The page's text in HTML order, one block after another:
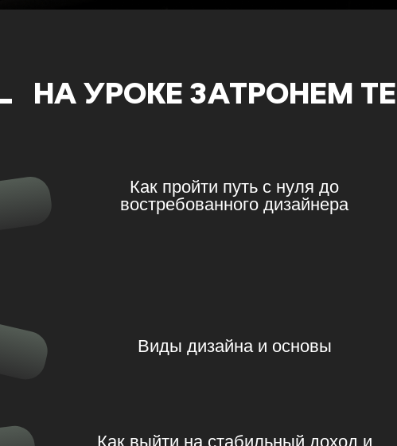
НА УРОКЕ ЗАТРОНЕМ
Как пройти путь с нуля до
востребованного дизайнера
Виды дизайна и основы
Как выйти на стабильный доход и